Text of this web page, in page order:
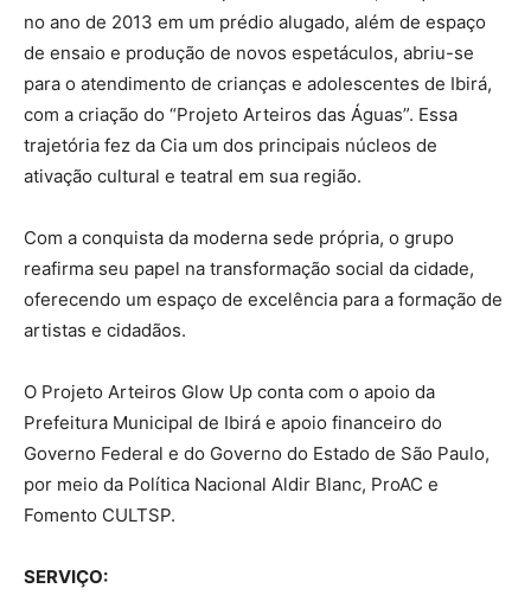
no ano de 2013 em um prédio alugado, além de espaço
de ensaio e produção de novos espetáculos, abriu-se
para o atendimento de crianças e adolescentes de Ibirá,
com a criação do “Projeto Arteiros das Águas”. Essa
trajetória fez da Cia um dos principais núcleos de
ativação cultural e teatral em sua região.
Com a conquista da moderna sede própria, o grupo
reafirma seu papel na transformação social da cidade,
oferecendo um espaço de excelência para a formação de
artistas e cidadãos.
O Projeto Arteiros Glow Up conta com o apoio da
Prefeitura Municipal de Ibirá e apoio financeiro do
Governo Federal e do Governo do Estado de São Paulo,
por meio da Política Nacional Aldir Blanc, ProAC e
Fomento CULTSP.
SERVIÇO: